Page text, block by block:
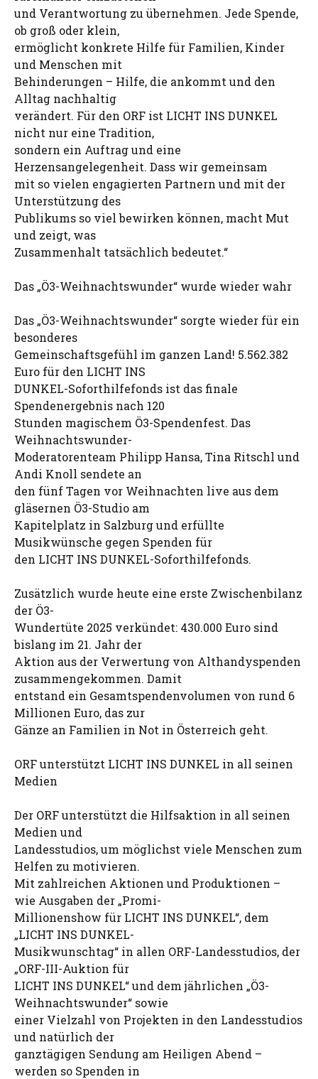
und Verantwortung zu übernehmen. Jede Spende,
ob groß oder klein,
ermöglicht konkrete Hilfe für Familien, Kinder
und Menschen mit
Behinderungen – Hilfe, die ankommt und den
Alltag nachhaltig
verändert. Für den ORF ist LICHT INS DUNKEL
nicht nur eine Tradition,
sondern ein Auftrag und eine
Herzensangelegenheit. Dass wir gemeinsam
mit so vielen engagierten Partnern und mit der
Unterstützung des
Publikums so viel bewirken können, macht Mut
und zeigt, was
Zusammenhalt tatsächlich bedeutet.“
Das „Ö3-Weihnachtswunder“ wurde wieder wahr
Das „Ö3-Weihnachtswunder“ sorgte wieder für ein
besonderes
Gemeinschaftsgefühl im ganzen Land! 5.562.382
Euro für den LICHT INS
DUNKEL-Soforthilfefonds ist das finale
Spendenergebnis nach 120
Stunden magischem Ö3-Spendenfest. Das
Weihnachtswunder-
Moderatorenteam Philipp Hansa, Tina Ritschl und
Andi Knoll sendete an
den fünf Tagen vor Weihnachten live aus dem
gläsernen Ö3-Studio am
Kapitelplatz in Salzburg und erfüllte
Musikwünsche gegen Spenden für
den LICHT INS DUNKEL-Soforthilfefonds.
Zusätzlich wurde heute eine erste Zwischenbilanz
der Ö3-
Wundertüte 2025 verkündet: 430.000 Euro sind
bislang im 21. Jahr der
Aktion aus der Verwertung von Althandyspenden
zusammengekommen. Damit
entstand ein Gesamtspendenvolumen von rund 6
Millionen Euro, das zur
Gänze an Familien in Not in Österreich geht.
ORF unterstützt LICHT INS DUNKEL in all seinen
Medien
Der ORF unterstützt die Hilfsaktion in all seinen
Medien und
Landesstudios, um möglichst viele Menschen zum
Helfen zu motivieren.
Mit zahlreichen Aktionen und Produktionen –
wie Ausgaben der „Promi-
Millionenshow für LICHT INS DUNKEL“, dem
„LICHT INS DUNKEL-
Musikwunschtag“ in allen ORF-Landesstudios, der
„ORF-III-Auktion für
LICHT INS DUNKEL“ und dem jährlichen „Ö3-
Weihnachtswunder“ sowie
einer Vielzahl von Projekten in den Landesstudios
und natürlich der
ganztägigen Sendung am Heiligen Abend –
werden so Spenden in